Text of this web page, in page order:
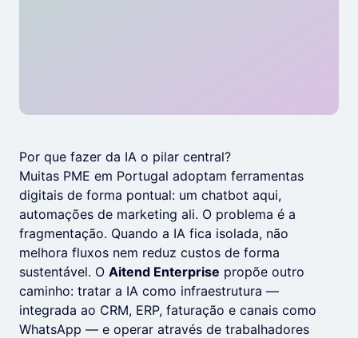
Por que fazer da IA o pilar central?
Muitas PME em Portugal adoptam ferramentas
digitais de forma pontual: um chatbot aqui,
automações de marketing ali. O problema é a
fragmentação. Quando a IA fica isolada, não
melhora fluxos nem reduz custos de forma
sustentável. O Aitend Enterprise propõe outro
caminho: tratar a IA como infraestrutura —
integrada ao CRM, ERP, faturação e canais como
WhatsApp — e operar através de trabalhadores